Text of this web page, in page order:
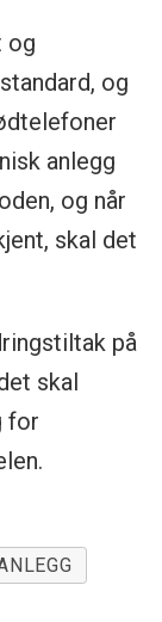
og
og
anlegg
og når
skal det
på
skal
for